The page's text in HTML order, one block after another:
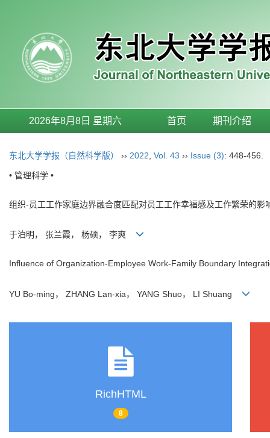
2026年8月8日 星期六 首页 期刊介绍
东北大学学报（自然科学版） ›› 2022 Vol. 43 ›› Issue (3): 448-456.
• 管理科学 •
组织-员工工作家庭边界融合度匹配对员工工作幸福感及工作繁荣的影
于泊明， 张兰霞， 杨硕， 李爽
Influence of Organization-Employee Work-Family Boundary
YU Bo-ming， ZHANG Lan-xia， YANG Shuo， LI Shuang
RichHTML
8